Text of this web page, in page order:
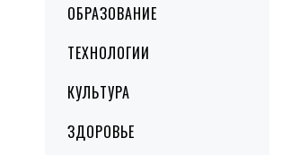
ОБРАЗОВАНИЕ
ТЕХНОЛОГИИ
КУЛЬТУРА
ЗДОРОВЬЕ